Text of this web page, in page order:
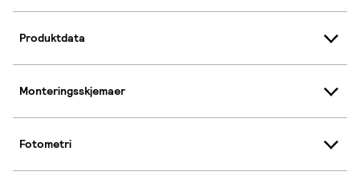
Produktdata
Monteringsskjemaer
Fotometri